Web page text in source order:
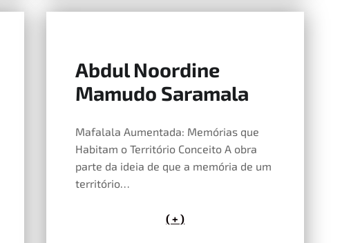
Abdul Noordine
Mamudo Saramala
Mafalala Aumentada: Memórias que
Habitam o Território Conceito A obra
parte da ideia de que a memória de um
território…
( + )
14 de Maio, 2026